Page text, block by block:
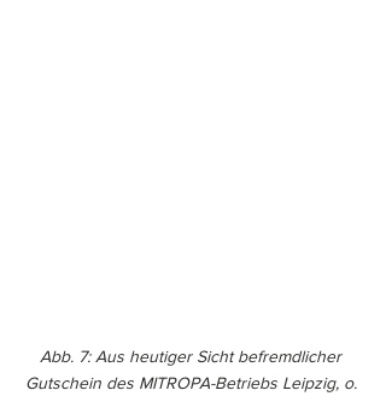
Abb. 7: Aus heutiger Sicht befremdlicher
Gutschein des MITROPA-Betriebs Leipzig, o.